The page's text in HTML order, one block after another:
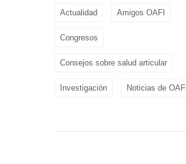
Actualidad Amigos OAFI
Congresos
Consejos sobre salud articular
Investigación Noticias de OAFI